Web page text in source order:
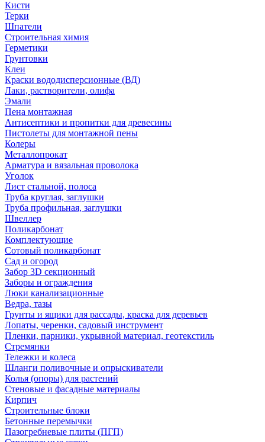
Кисти
Терки
Шпатели
Строительная химия
Герметики
Грунтовки
Клеи
Краски вододисперсионные (ВД)
Лаки, растворители, олифа
Эмали
Пена монтажная
Антисептики и пропитки для древесины
Пистолеты для монтажной пены
Колеры
Металлопрокат
Арматура и вязальная проволока
Уголок
Лист стальной, полоса
Труба круглая, заглушки
Труба профильная, заглушки
Швеллер
Поликарбонат
Комплектующие
Сотовый поликарбонат
Сад и огород
Забор 3D секционный
Заборы и ограждения
Люки канализационные
Ведра, тазы
Грунты и ящики для рассады, краска для деревьев
Лопаты, черенки, садовый инструмент
Пленки, парники, укрывной материал, геотекстиль
Стремянки
Тележки и колеса
Шланги поливочные и опрыскиватели
Колья (опоры) для растений
Стеновые и фасадные материалы
Кирпич
Строительные блоки
Бетонные перемычки
Пазогребневые плиты (ПГП)